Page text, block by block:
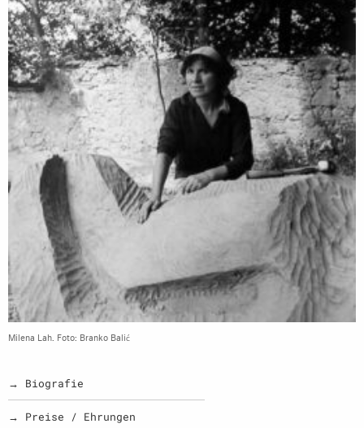
Milena Lah. Foto: Branko Balić
→ Biografie
→ Preise / Ehrungen